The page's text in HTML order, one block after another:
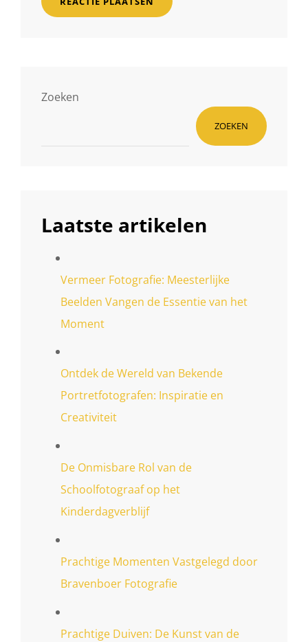
Zoeken
ZOEKEN
Laatste artikelen
Vermeer Fotografie: Meesterlijke
Beelden Vangen de Essentie van het
Moment
Ontdek de Wereld van Bekende
Portretfotografen: Inspiratie en
Creativiteit
De Onmisbare Rol van de
Schoolfotograaf op het
Kinderdagverblijf
Prachtige Momenten Vastgelegd door
Bravenboer Fotografie
Prachtige Duiven: De Kunst van de